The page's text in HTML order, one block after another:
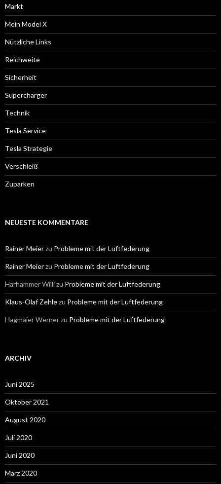
Markt
Mein Model X
Nützliche Links
Reichweite
Sicherheit
Supercharger
Technik
Tesla Service
Tesla Strategie
Verschleiß
Zuparken
NEUESTE KOMMENTARE
Rainer Meierzu Probleme mit der Luftfederung
Rainer Meierzu Probleme mit der Luftfederung
Harhammer Willizu Probleme mit der Luftfederung
Klaus-Olaf Zehlezu Probleme mit der Luftfederung
Hagmaier Wernerzu Probleme mit der Luftfederung
ARCHIV
Juni 2025
Oktober 2021
August 2020
Juli 2020
Juni 2020
März 2020